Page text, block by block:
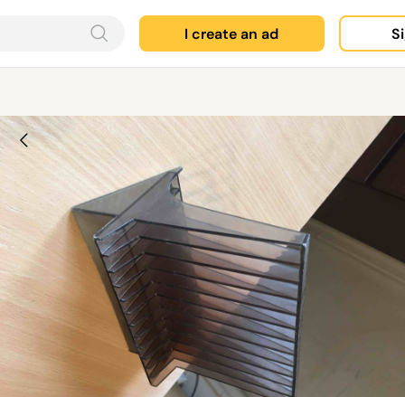
I create an ad